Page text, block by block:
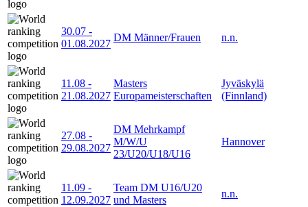
30.07 -
01.08.2027
DM Männer/Frauen n.n.
11.08 -
21.08.2027
Masters
Europameisterschaften
Jyväskylä
(Finnland)
27.08 -
29.08.2027
DM Mehrkampf
M/W/U
23/U20/U18/U16
Hannover
11.09 -
12.09.2027
Team DM U16/U20
und Masters
n.n.